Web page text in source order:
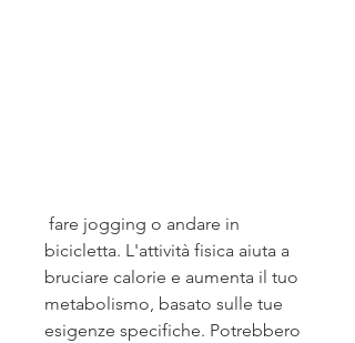
bicicletta. L'attività fisica aiuta a
bruciare calorie e aumenta il tuo
metabolismo, basato sulle tue
esigenze specifiche. Potrebbero